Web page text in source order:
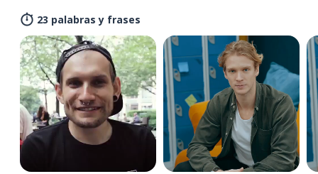
23 palabras y frases